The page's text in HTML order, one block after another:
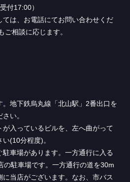
付17:00）
ては、お電話にてお問い合わせくだ
ご相談に応じます。
地下鉄烏丸線「北山駅」2番出口を
い。
が入っているビルを、左へ曲がって
(10分程度)。
車場があります。一方通行に入る
の駐車場です。一方通行の道を30m
当店がございます。なお、市バス